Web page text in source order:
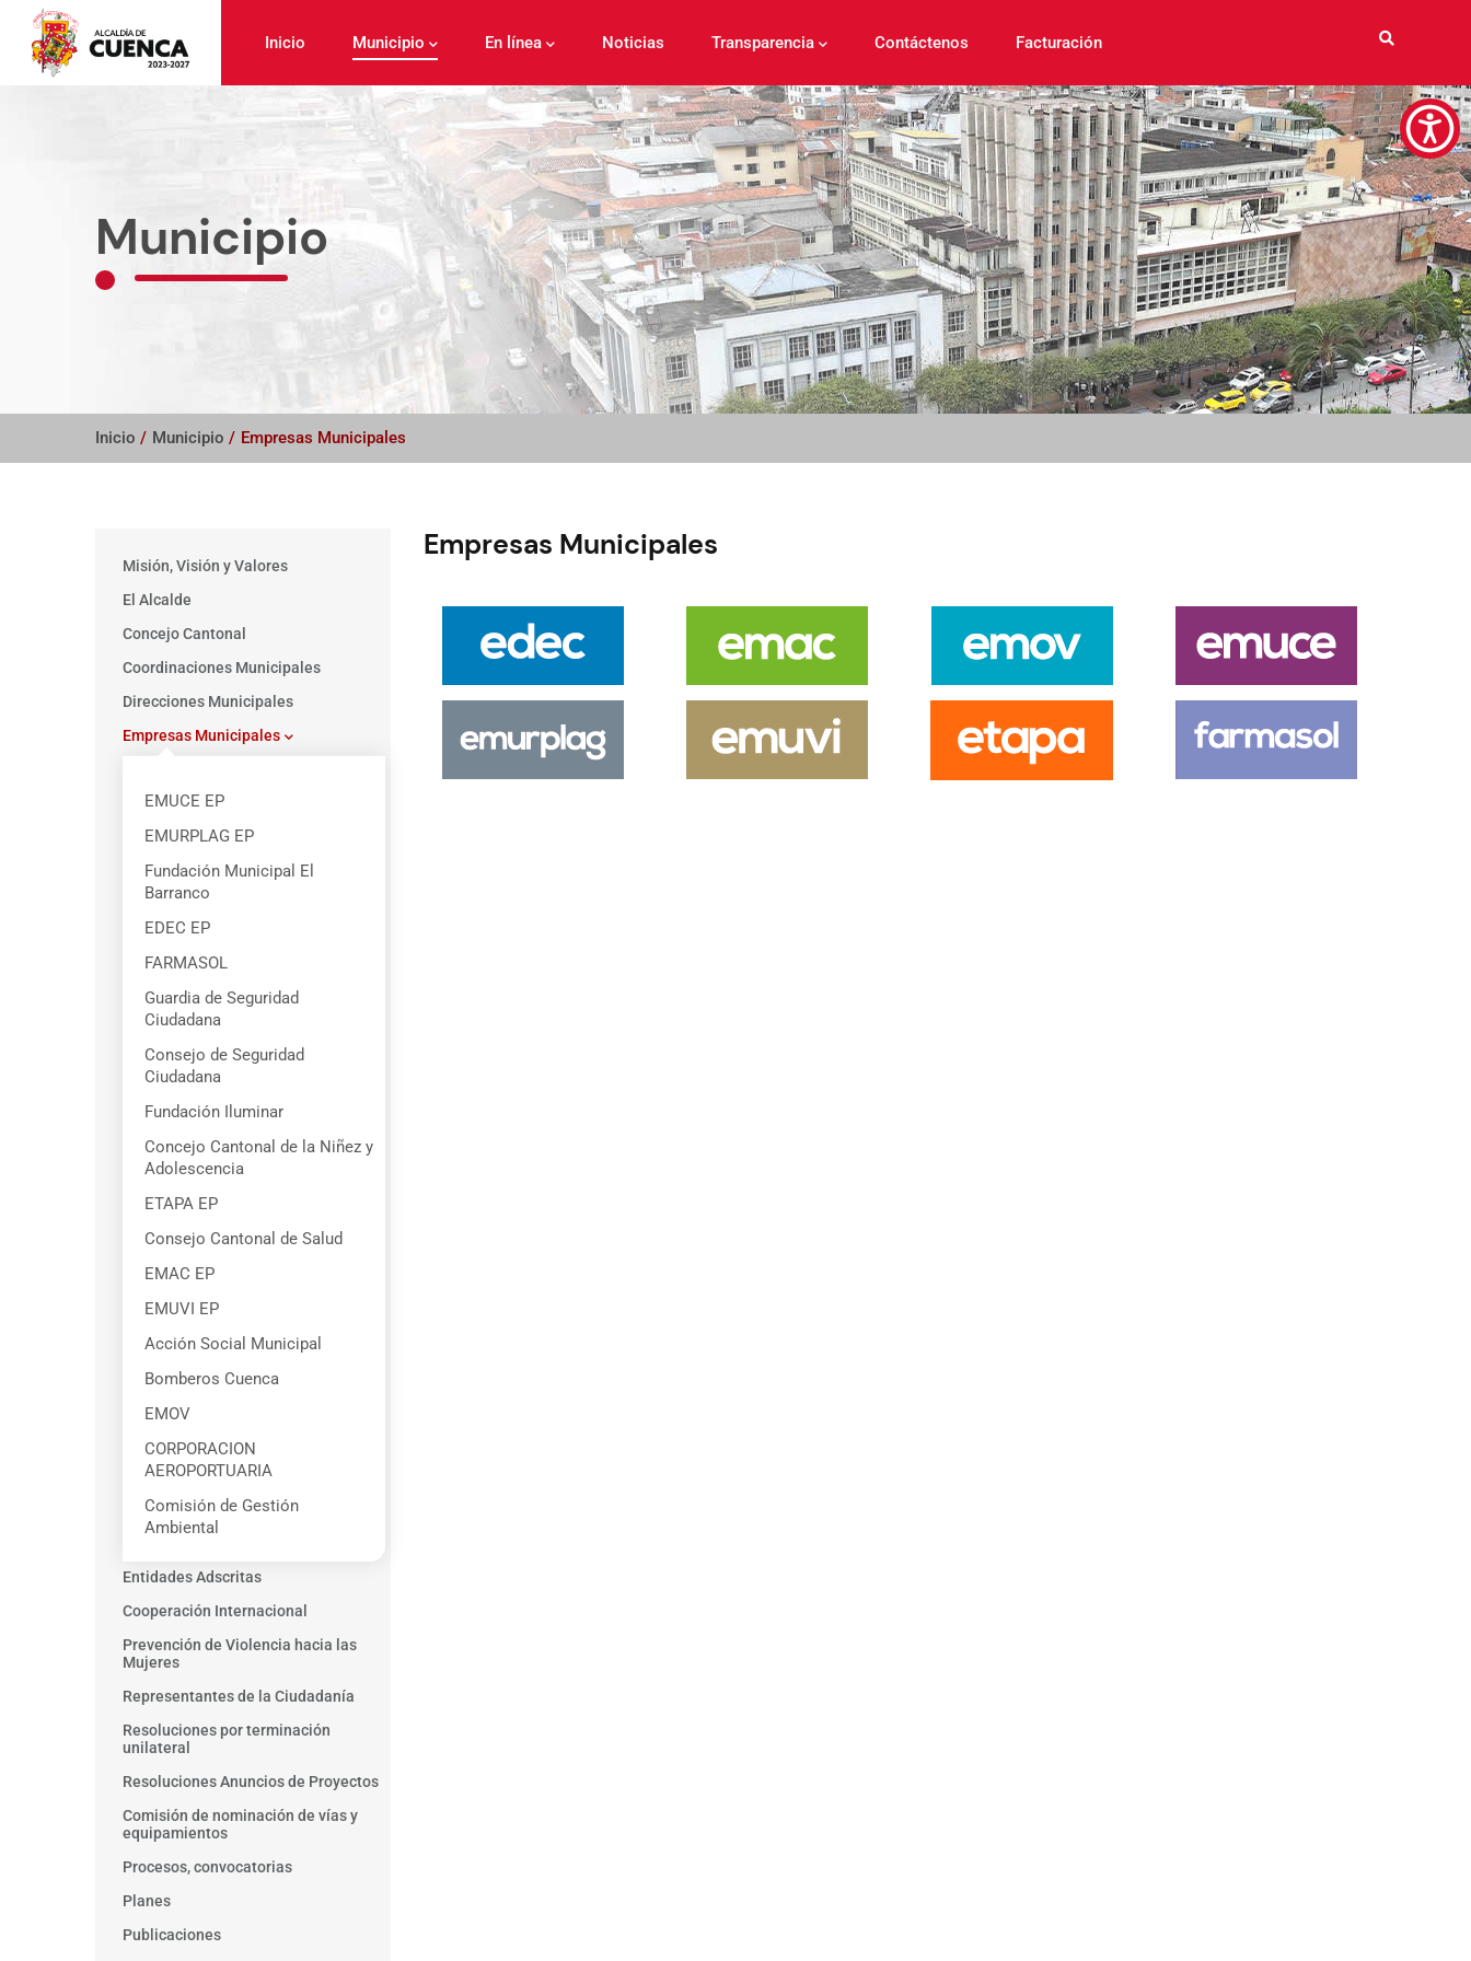
contenido
principal
Inicio Municipio En línea Noticias Transparencia Contáctenos Facturación
Municipio
Inicio / Municipio / Empresas Municipales
Empresas Municipales
Main
Misión, Visión y Valores
El Alcalde
Concejo Cantonal
Coordinaciones Municipales
Direcciones Municipales
Empresas Municipales
EMUCE EP
EMURPLAG EP
Fundación Municipal El
Barranco
EDEC EP
FARMASOL
Guardia de Seguridad
Ciudadana
Consejo de Seguridad
Ciudadana
Fundación Iluminar
Concejo Cantonal de la Niñez y
Adolescencia
ETAPA EP
Consejo Cantonal de Salud
EMAC EP
EMUVI EP
Acción Social Municipal
Bomberos Cuenca
EMOV
CORPORACION
AEROPORTUARIA
Comisión de Gestión
Ambiental
Entidades Adscritas
Cooperación Internacional
Prevención de Violencia hacia las
Mujeres
Representantes de la Ciudadanía
Resoluciones por terminación
unilateral
Resoluciones Anuncios de Proyectos
Comisión de nominación de vías y
equipamientos
Procesos, convocatorias
Planes
Publicaciones